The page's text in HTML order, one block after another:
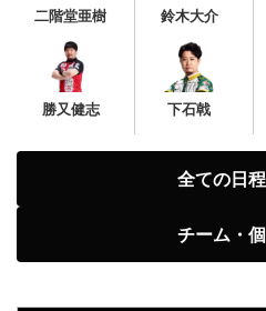
二階堂亜樹
勝又健志
鈴木大介
下石戟
全ての日
チーム・